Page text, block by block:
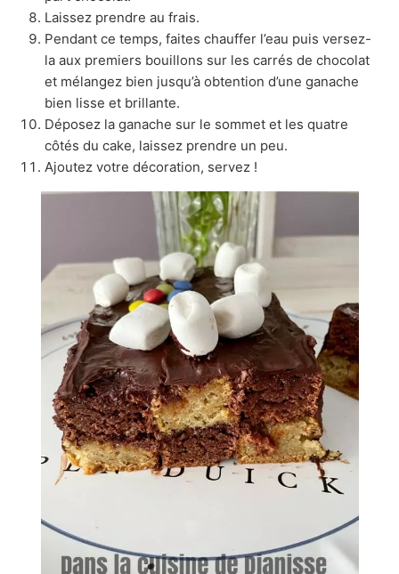
Laissez prendre au frais.
Pendant ce temps, faites chauffer l’eau puis versez-
la aux premiers bouillons sur les carrés de chocolat
et mélangez bien jusqu’à obtention d’une ganache
bien lisse et brillante.
Déposez la ganache sur le sommet et les quatre
côtés du cake, laissez prendre un peu.
Ajoutez votre décoration, servez !